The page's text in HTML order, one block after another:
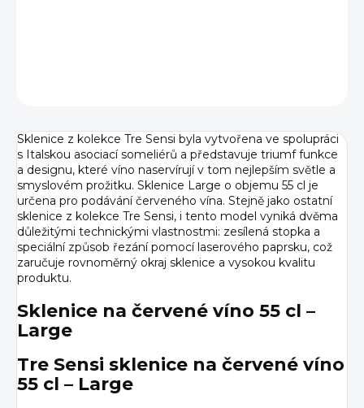
Sklenice z kolekce Tre Sensi byla vytvořena ve spolupráci
s Italskou asociací someliérů a představuje triumf funkce
a designu, které víno naservírují v tom nejlepším světle a
smyslovém prožitku. Sklenice Large o objemu 55 cl je
určena pro podávání červeného vína. Stejně jako ostatní
sklenice z kolekce Tre Sensi, i tento model vyniká dvěma
důležitými technickými vlastnostmi: zesílená stopka a
speciální způsob řezání pomocí laserového paprsku, což
zaručuje rovnoměrný okraj sklenice a vysokou kvalitu
produktu.
Sklenice na červené víno 55 cl –
Large
Tre Sensi sklenice na červené víno
55 cl – Large